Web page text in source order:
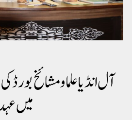
آل انڈیا علما ومشائخ بورڈ
میں